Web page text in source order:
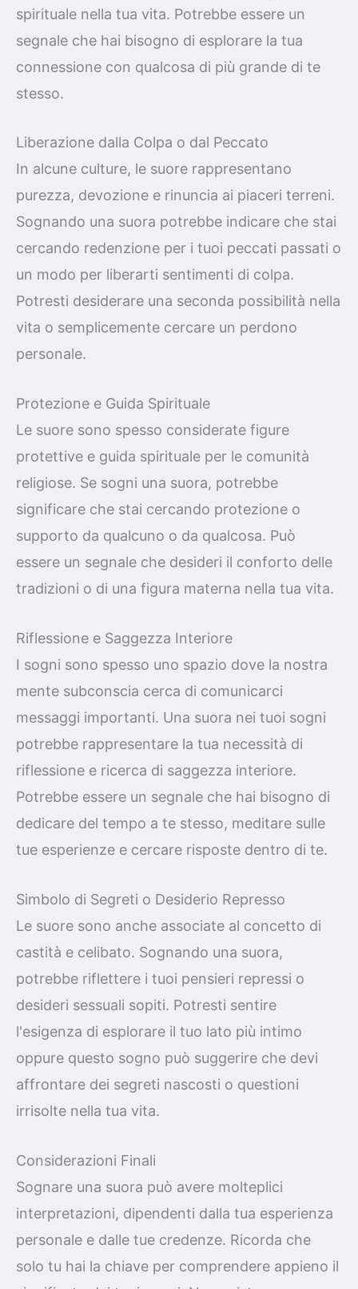
spirituale nella tua vita. Potrebbe essere un
segnale che hai bisogno di esplorare la tua
connessione con qualcosa di più grande di te
stesso.
Liberazione dalla Colpa o dal Peccato
In alcune culture, le suore rappresentano
purezza, devozione e rinuncia ai piaceri terreni.
Sognando una suora potrebbe indicare che stai
cercando redenzione per i tuoi peccati passati o
un modo per liberarti sentimenti di colpa.
Potresti desiderare una seconda possibilità nella
vita o semplicemente cercare un perdono
personale.
Protezione e Guida Spirituale
Le suore sono spesso considerate figure
protettive e guida spirituale per le comunità
religiose. Se sogni una suora, potrebbe
significare che stai cercando protezione o
supporto da qualcuno o da qualcosa. Può
essere un segnale che desideri il conforto delle
tradizioni o di una figura materna nella tua vita.
Riflessione e Saggezza Interiore
I sogni sono spesso uno spazio dove la nostra
mente subconscia cerca di comunicarci
messaggi importanti. Una suora nei tuoi sogni
potrebbe rappresentare la tua necessità di
riflessione e ricerca di saggezza interiore.
Potrebbe essere un segnale che hai bisogno di
dedicare del tempo a te stesso, meditare sulle
tue esperienze e cercare risposte dentro di te.
Simbolo di Segreti o Desiderio Represso
Le suore sono anche associate al concetto di
castità e celibato. Sognando una suora,
potrebbe riflettere i tuoi pensieri repressi o
desideri sessuali sopiti. Potresti sentire
l'esigenza di esplorare il tuo lato più intimo
oppure questo sogno può suggerire che devi
affrontare dei segreti nascosti o questioni
irrisolte nella tua vita.
Considerazioni Finali
Sognare una suora può avere molteplici
interpretazioni, dipendenti dalla tua esperienza
personale e dalle tue credenze. Ricorda che
solo tu hai la chiave per comprendere appieno il